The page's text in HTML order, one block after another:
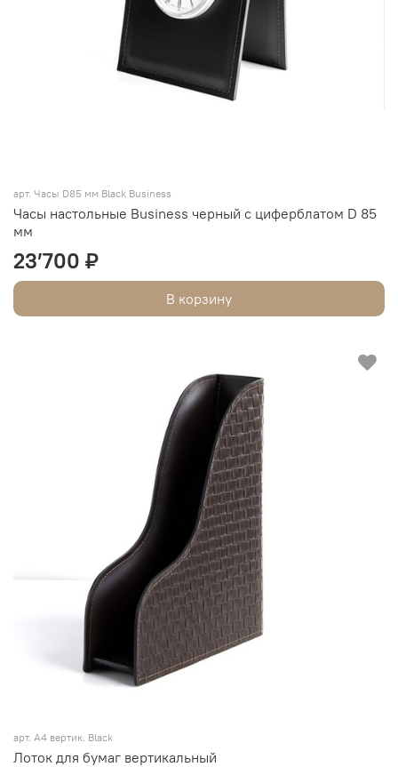
арт. Часы D85 мм Black Business
Часы настольные Business черный с циферблатом D 85
мм
23’700 ₽
В корзину
арт. А4 вертик. Black
Лоток для бумаг вертикальный